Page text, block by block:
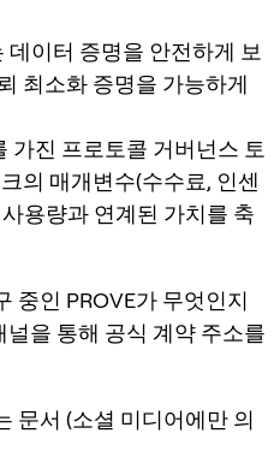
이터 증명을 안전하게 보
최소화 증명을 가능하게
가진 프로토콜 거버넌스 토
의 매개변수(수수료, 인센
용량과 연계된 가치를 축
중인 PROVE가 무엇인지
을 통해 공식 계약 주소를
문서 (소셜 미디어에만 의